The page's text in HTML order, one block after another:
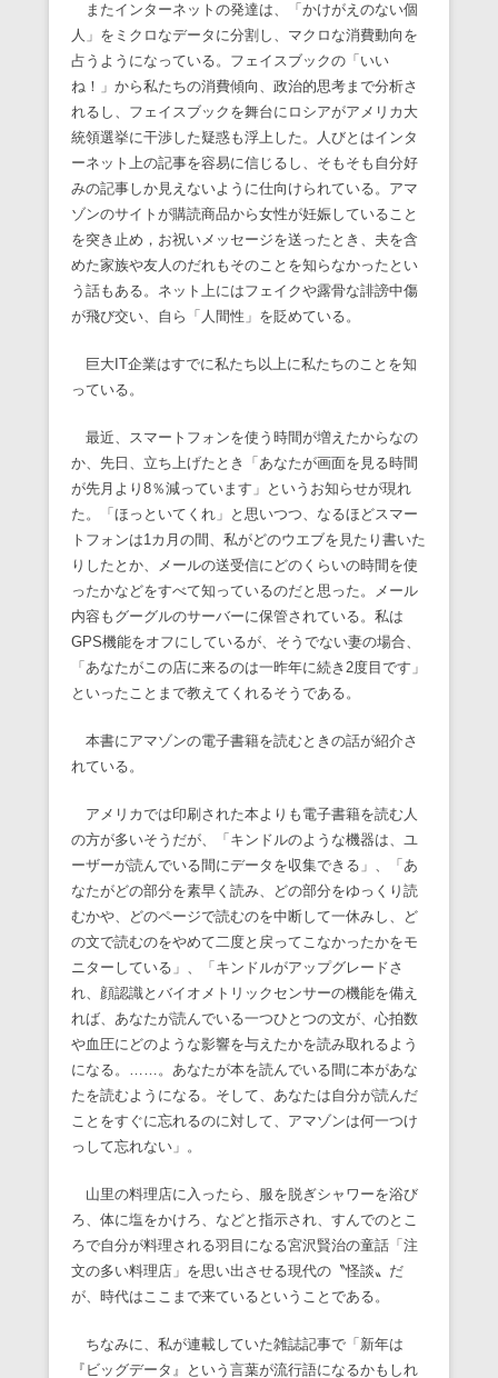
またインターネットの発達は、「かけがえのない個
人」をミクロなデータに分割し、マクロな消費動向を
占うようになっている。フェイスブックの「いい
ね！」から私たちの消費傾向、政治的思考まで分析さ
れるし、フェイスブックを舞台にロシアがアメリカ大
統領選挙に干渉した疑惑も浮上した。人びとはインタ
ーネット上の記事を容易に信じるし、そもそも自分好
みの記事しか見えないように仕向けられている。アマ
ゾンのサイトが購読商品から女性が妊娠していること
を突き止め，お祝いメッセージを送ったとき、夫を含
めた家族や友人のだれもそのことを知らなかったとい
う話もある。ネット上にはフェイクや露骨な誹謗中傷
が飛び交い、自ら「人間性」を貶めている。
巨大IT企業はすでに私たち以上に私たちのことを知
っている。
最近、スマートフォンを使う時間が増えたからなの
か、先日、立ち上げたとき「あなたが画面を見る時間
が先月より8％減っています」というお知らせが現れ
た。「ほっといてくれ」と思いつつ、なるほどスマー
トフォンは1カ月の間、私がどのウエブを見たり書いた
りしたとか、メールの送受信にどのくらいの時間を使
ったかなどをすべて知っているのだと思った。メール
内容もグーグルのサーバーに保管されている。私は
GPS機能をオフにしているが、そうでない妻の場合、
「あなたがこの店に来るのは一昨年に続き2度目です」
といったことまで教えてくれるそうである。
本書にアマゾンの電子書籍を読むときの話が紹介さ
れている。
アメリカでは印刷された本よりも電子書籍を読む人
の方が多いそうだが、「キンドルのような機器は、ユ
ーザーが読んでいる間にデータを収集できる」、「あ
なたがどの部分を素早く読み、どの部分をゆっくり読
むかや、どのページで読むのを中断して一休みし、ど
の文で読むのをやめて二度と戻ってこなかったかをモ
ニターしている」、「キンドルがアップグレードさ
れ、顔認識とバイオメトリックセンサーの機能を備え
れば、あなたが読んでいる一つひとつの文が、心拍数
や血圧にどのような影響を与えたかを読み取れるよう
になる。……。あなたが本を読んでいる間に本があな
たを読むようになる。そして、あなたは自分が読んだ
ことをすぐに忘れるのに対して、アマゾンは何一つけ
っして忘れない」。
山里の料理店に入ったら、服を脱ぎシャワーを浴び
ろ、体に塩をかけろ、などと指示され、すんでのとこ
ろで自分が料理される羽目になる宮沢賢治の童話「注
文の多い料理店」を思い出させる現代の〝怪談〟だ
が、時代はここまで来ているということである。
ちなみに、私が連載していた雑誌記事で「新年は
『ビッグデータ』という言葉が流行語になるかもしれ